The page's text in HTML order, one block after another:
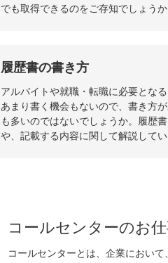
でも取得できるのをご存知でしょうか
履歴書の書き方
アルバイトや就職・転職に必要となる
あまり書く機会もないので、書き方
も多いのではないでしょうか。履歴
や、記載する内容に関して解説してい
コールセンターのお
コールセンターとは、企業におい